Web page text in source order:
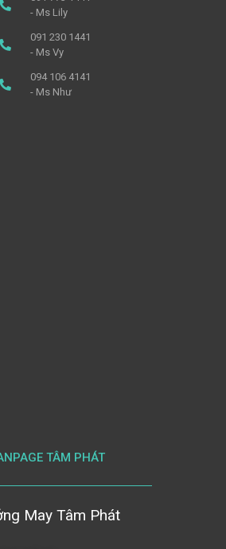
- Ms Lily
091 230 1441
- Ms Vy
094 106 4141
- Ms Như
TÂM PHÁT
May Tâm Phát